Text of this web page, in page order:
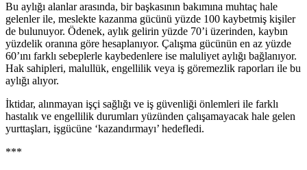
Bu aylığı alanlar arasında, bir başkasının bakımına muhtaç hale
gelenler ile, meslekte kazanma gücünü yüzde 100 kaybetmiş kişiler
de bulunuyor. Ödenek, aylık gelirin yüzde 70’i üzerinden, kaybın
yüzdelik oranına göre hesaplanıyor. Çalışma gücünün en az yüzde
60’ını farklı sebeplerle kaybedenlere ise maluliyet aylığı bağlanıyor.
Hak sahipleri, malullük, engellilik veya iş göremezlik raporları ile bu
aylığı alıyor.
İktidar, alınmayan işçi sağlığı ve iş güvenliği önlemleri ile farklı
hastalık ve engellilik durumları yüzünden çalışamayacak hale gelen
yurttaşları, işgücüne ‘kazandırmayı’ hedefledi.
***